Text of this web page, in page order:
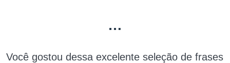
…
Você gostou dessa excelente seleção de frases